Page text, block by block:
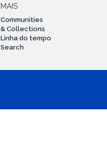
MAIS
Communities
& Collections
Linha do tempo
Search